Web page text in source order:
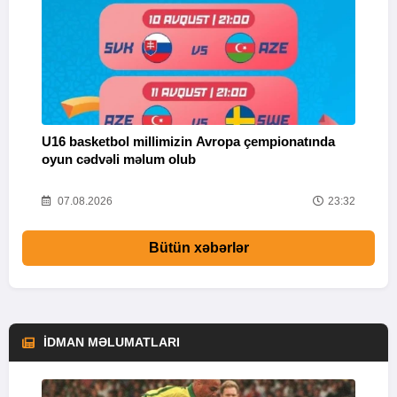
U16 basketbol millimizin Avropa çempionatında
oyun cədvəli məlum olub
07.08.2026 23:32
Bütün xəbərlər
İDMAN MƏLUMATLARI